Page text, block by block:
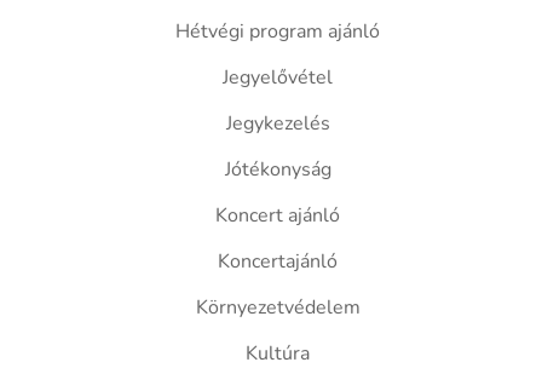
Hétvégi program ajánló
Jegyelővétel
Jegykezelés
Jótékonyság
Koncert ajánló
Koncertajánló
Környezetvédelem
Kultúra